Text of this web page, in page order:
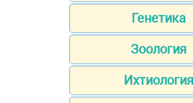
Генетика
Зоология
Ихтиология